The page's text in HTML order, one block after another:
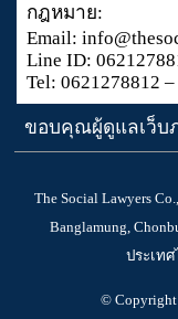
กฎหมาย:
Email:
Line ID:
Tel: 0621278812
ขอบคุณผู้ดูแลเว็บ
The Social Lawyers
Banglamung,
ประเทศ
©